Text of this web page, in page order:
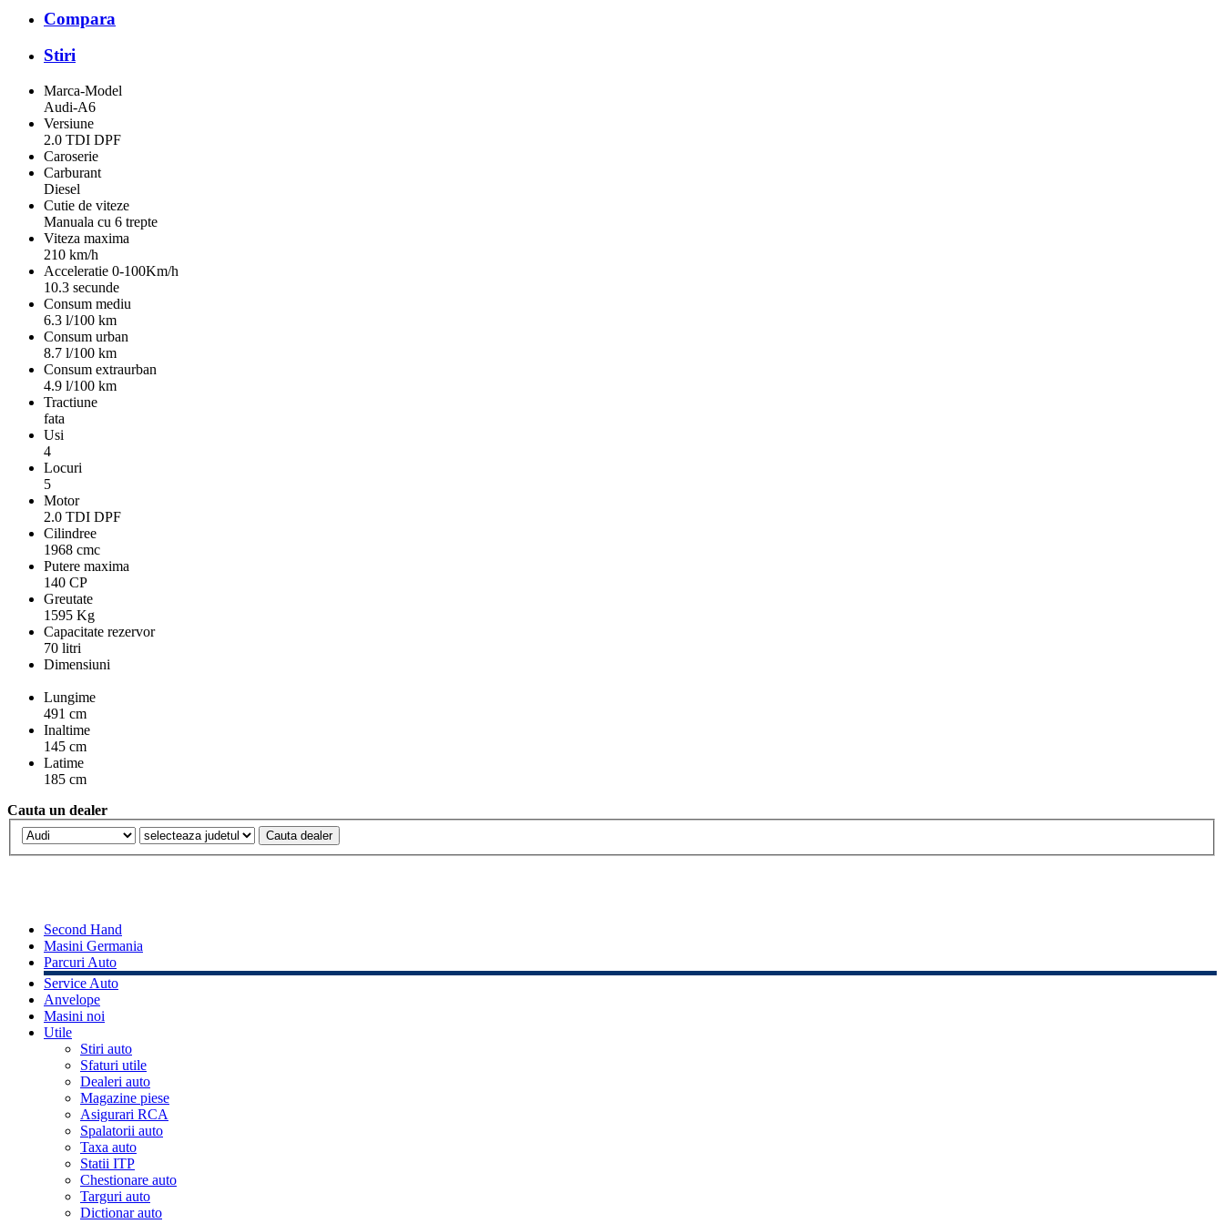
Compara
Stiri
Marca-Model
Audi-A6
Versiune
2.0 TDI DPF
Caroserie
Carburant
Diesel
Cutie de viteze
Manuala cu 6 trepte
Viteza maxima
210 km/h
Acceleratie 0-100Km/h
10.3 secunde
Consum mediu
6.3 l/100 km
Consum urban
8.7 l/100 km
Consum extraurban
4.9 l/100 km
Tractiune
fata
Usi
4
Locuri
5
Motor
2.0 TDI DPF
Cilindree
1968 cmc
Putere maxima
140 CP
Greutate
1595 Kg
Capacitate rezervor
70 litri
Dimensiuni
Lungime
491 cm
Inaltime
145 cm
Latime
185 cm
Cauta un dealer
Second Hand
Masini Germania
Parcuri Auto
Service Auto
Anvelope
Masini noi
Utile
Stiri auto
Sfaturi utile
Dealeri auto
Magazine piese
Asigurari RCA
Spalatorii auto
Taxa auto
Statii ITP
Chestionare auto
Targuri auto
Dictionar auto